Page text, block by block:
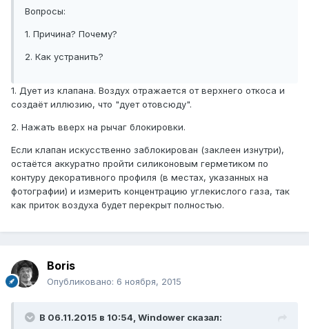
Вопросы:
1. Причина? Почему?
2. Как устранить?
1. Дует из клапана. Воздух отражается от верхнего откоса и
создаёт иллюзию, что "дует отовсюду".
2. Нажать вверх на рычаг блокировки.
Если клапан искусственно заблокирован (заклеен изнутри),
остаётся аккуратно пройти силиконовым герметиком по
контуру декоративного профиля (в местах, указанных на
фотографии) и измерить концентрацию углекислого газа, так
как приток воздуха будет перекрыт полностью.
Boris
Опубликовано: 6 ноября, 2015
В 06.11.2015 в 10:54, Windower сказал: